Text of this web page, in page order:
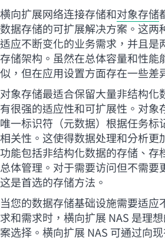
横向扩展网络连接存储和对象存储
数据存储的可扩展解决方案。这两
适应不断变化的业务需求，并且是
存储架构。虽然在总体容量和性能
似，但在应用设置方面存在一些差
对象存储最适合保留大量非结构化
有很强的适应性和可扩展性。对象
唯一标识符（元数据）根据任务标
相关性。这使得数据处理和分析更
功能包括非结构化数据的存储、存
总体管理。对于需要访问但不需要
这是首选的存储方法。
当您的数据存储基础设施需要适应
求和需求时，横向扩展 NAS 是理
案选择。横向扩展 NAS 可通过向